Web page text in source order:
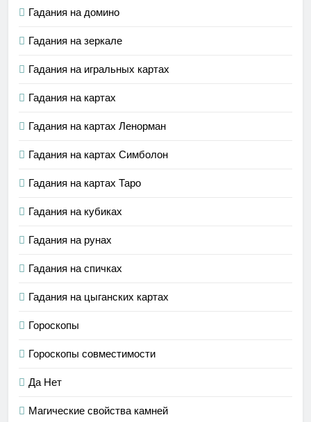
Гадания на домино
Гадания на зеркале
Гадания на игральных картах
Гадания на картах
Гадания на картах Ленорман
Гадания на картах Симболон
Гадания на картах Таро
Гадания на кубиках
Гадания на рунах
Гадания на спичках
Гадания на цыганских картах
Гороскопы
Гороскопы совместимости
Да Нет
Магические свойства камней